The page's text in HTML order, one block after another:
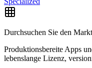
Durchsuchen Sie den
Produktionsbereite Apps
lebenslange Lizenz,